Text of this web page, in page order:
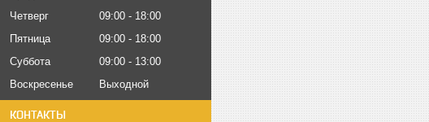
Четверг
09:00
18:00
Пятница
09:00
18:00
Суббота
09:00
13:00
Воскресенье
Выходной
КОНТАКТЫ